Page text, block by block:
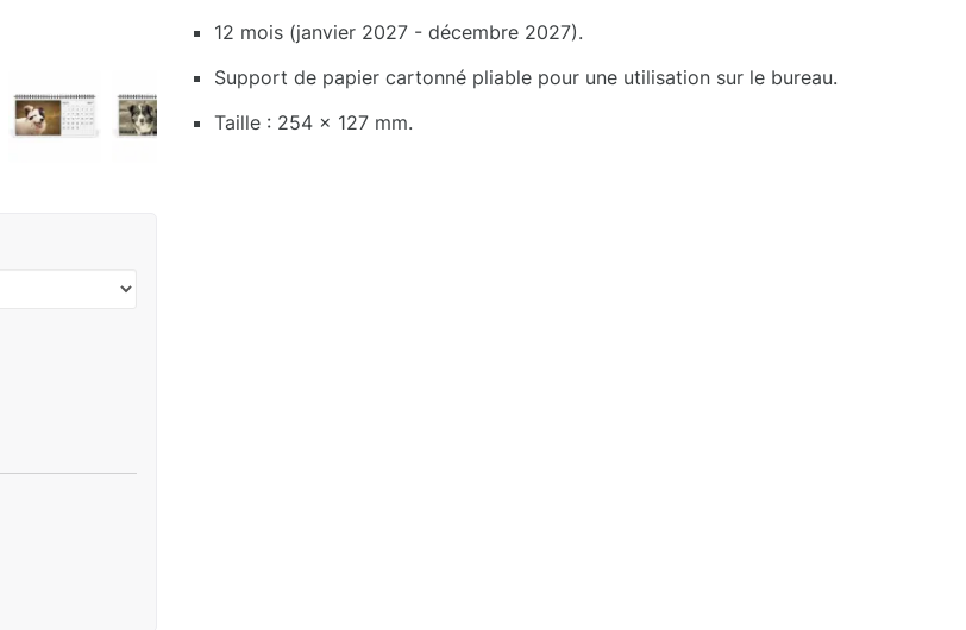
12 mois (janvier 2027 - décembre 2027).
Support de papier cartonné pliable pour une utilisation sur le bureau.
Taille : 254 x 127 mm.